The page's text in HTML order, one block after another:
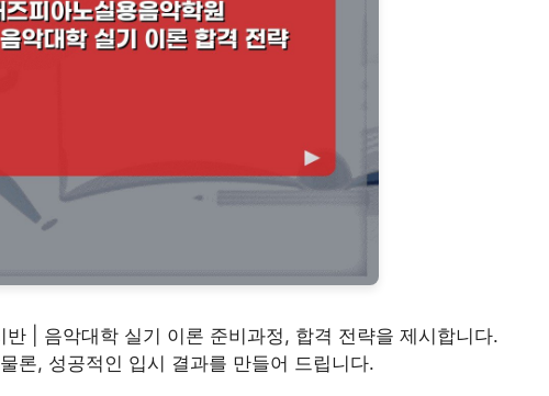
| 음악대학 실기 이론 준비과정, 합격 전략을 제시합니다.
론, 성공적인 입시 결과를 만들어 드립니다.